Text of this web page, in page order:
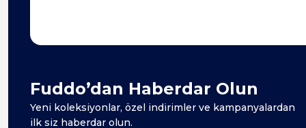
Fuddo’dan Haberdar Olun
Yeni koleksiyonlar, özel indirimler ve kampanyalardan
ilk siz haberdar olun.